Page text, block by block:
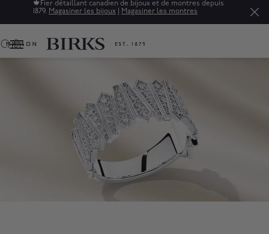
Soldes : jusqu'à 50% de rabais sur une sélection de bijoux
raffinés.*Magasiner
0